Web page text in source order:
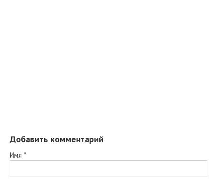
Добавить комментарий
Имя *